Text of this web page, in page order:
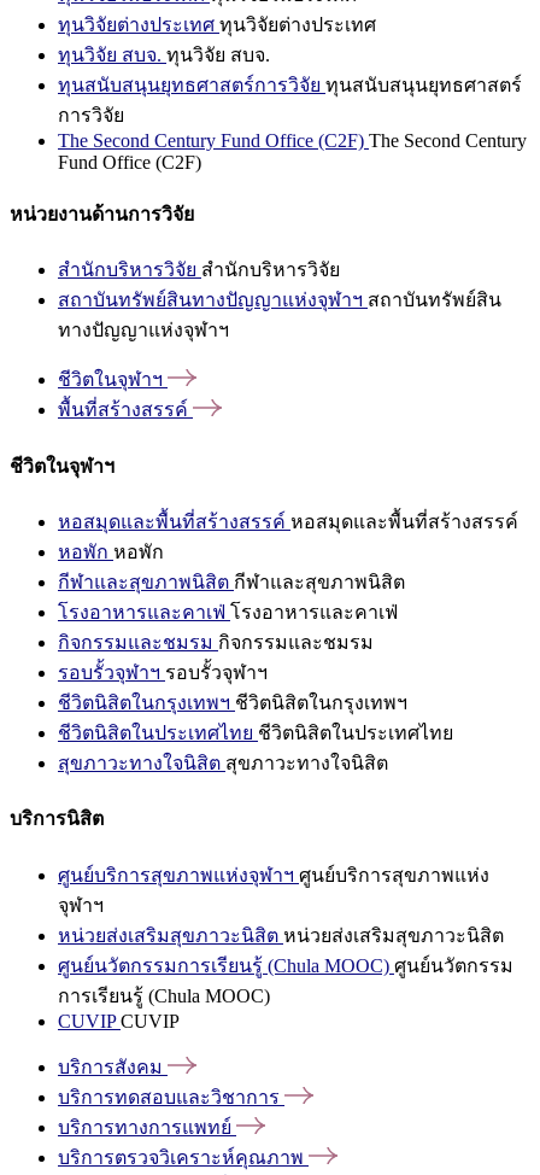
ทุนวิจัยต่างประเทศ ทุนวิจัยต่างประเทศ
ทุนวิจัย สบจ. ทุนวิจัย สบจ.
ทุนสนับสนุนยุทธศาสตร์การวิจัย ทุนสนับสนุนยุทธศาสตร์
การวิจัย
The Second Century Fund Office (C2F) The Second Century
Fund Office (C2F)
หน่วยงานด้านการวิจัย
สำนักบริหารวิจัย สำนักบริหารวิจัย
สถาบันทรัพย์สินทางปัญญาแห่งจุฬาฯ สถาบันทรัพย์สิน
ทางปัญญาแห่งจุฬาฯ
ชีวิตในจุฬาฯ
พื้นที่สร้างสรรค์
ชีวิตในจุฬาฯ
หอสมุดและพื้นที่สร้างสรรค์ หอสมุดและพื้นที่สร้างสรรค์
หอพัก หอพัก
กีฬาและสุขภาพนิสิต กีฬาและสุขภาพนิสิต
โรงอาหารและคาเฟ่ โรงอาหารและคาเฟ่
กิจกรรมและชมรม กิจกรรมและชมรม
รอบรั้วจุฬาฯ รอบรั้วจุฬาฯ
ชีวิตนิสิตในกรุงเทพฯ ชีวิตนิสิตในกรุงเทพฯ
ชีวิตนิสิตในประเทศไทย ชีวิตนิสิตในประเทศไทย
สุขภาวะทางใจนิสิต สุขภาวะทางใจนิสิต
บริการนิสิต
ศูนย์บริการสุขภาพแห่งจุฬาฯ ศูนย์บริการสุขภาพแห่ง
จุฬาฯ
หน่วยส่งเสริมสุขภาวะนิสิต หน่วยส่งเสริมสุขภาวะนิสิต
ศูนย์นวัตกรรมการเรียนรู้ (Chula MOOC) ศูนย์นวัตกรรม
การเรียนรู้ (Chula MOOC)
CUVIPCUVIP
บริการสังคม
บริการทดสอบและวิชาการ
บริการทางการแพทย์
บริการตรวจวิเคราะห์คุณภาพ